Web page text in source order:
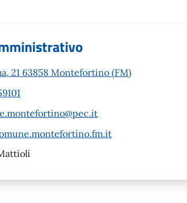
21 63858 Montefortino (FM)